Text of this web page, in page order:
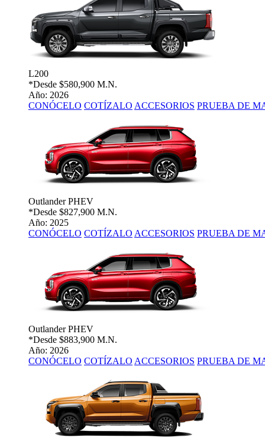
L200
*Desde $580,900 M.N.
Año: 2026
CONÓCELO COTÍZALO ACCESORIOS PRUEBA DE
Outlander PHEV
*Desde $827,900 M.N.
Año: 2025
CONÓCELO COTÍZALO ACCESORIOS PRUEBA DE
Outlander PHEV
*Desde $883,900 M.N.
Año: 2026
CONÓCELO COTÍZALO ACCESORIOS PRUEBA DE